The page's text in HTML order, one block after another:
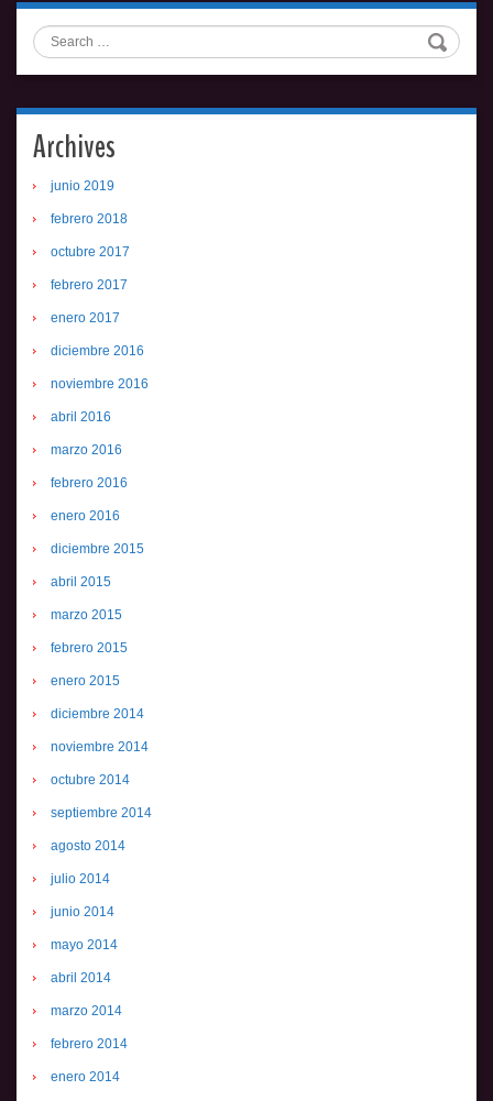
Search
Archives
junio 2019
febrero 2018
octubre 2017
febrero 2017
enero 2017
diciembre 2016
noviembre 2016
abril 2016
marzo 2016
febrero 2016
enero 2016
diciembre 2015
abril 2015
marzo 2015
febrero 2015
enero 2015
diciembre 2014
noviembre 2014
octubre 2014
septiembre 2014
agosto 2014
julio 2014
junio 2014
mayo 2014
abril 2014
marzo 2014
febrero 2014
enero 2014